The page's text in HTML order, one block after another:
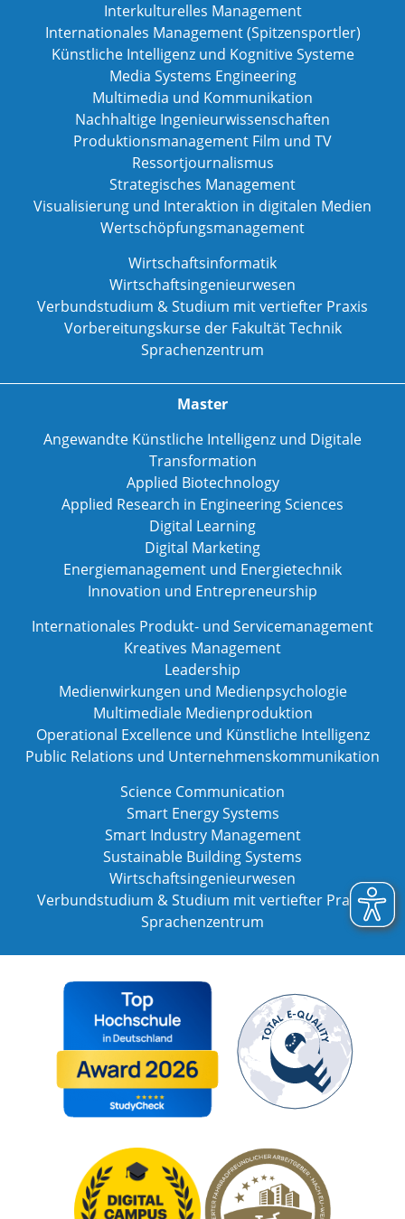
Interkulturelles Management
Internationales Management (Spitzensportler)
Künstliche Intelligenz und Kognitive Systeme
Media Systems Engineering
Multimedia und Kommunikation
Nachhaltige Ingenieurwissenschaften
Produktionsmanagement Film und TV
Ressortjournalismus
Strategisches Management
Visualisierung und Interaktion in digitalen Medien
Wertschöpfungsmanagement
Wirtschaftsinformatik
Wirtschaftsingenieurwesen
Verbundstudium & Studium mit vertiefter Praxis
Vorbereitungskurse der Fakultät Technik
Sprachenzentrum
Master
Angewandte Künstliche Intelligenz und Digitale
Transformation
Applied Biotechnology
Applied Research in Engineering Sciences
Digital Learning
Digital Marketing
Energiemanagement und Energietechnik
Innovation und Entrepreneurship
Internationales Produkt- und Servicemanagement
Kreatives Management
Leadership
Medienwirkungen und Medienpsychologie
Multimediale Medienproduktion
Operational Excellence und Künstliche Intelligenz
Public Relations und Unternehmenskommunikation
Science Communication
Smart Energy Systems
Smart Industry Management
Sustainable Building Systems
Wirtschaftsingenieurwesen
Verbundstudium & Studium mit vertiefter Praxis
Sprachenzentrum